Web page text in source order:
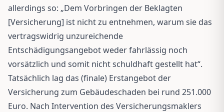
allerdings so: „Dem Vorbringen der Beklagten
[Versicherung] ist nicht zu entnehmen, warum sie das
vertragswidrig unzureichende
Entschädigungsangebot weder fahrlässig noch
vorsätzlich und somit nicht schuldhaft gestellt hat“.
Tatsächlich lag das (finale) Erstangebot der
Versicherung zum Gebäudeschaden bei rund 251.000
Euro. Nach Intervention des Versicherungsmaklers